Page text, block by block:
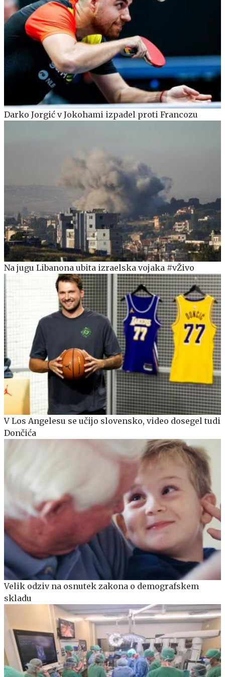
Darko Jorgić v Jokohami izpadel proti Francozu
Na jugu Libanona ubita izraelska vojaka #vŽivo
V Los Angelesu se učijo slovensko, video dosegel tudi
Dončića
Velik odziv na osnutek zakona o demografskem
skladu